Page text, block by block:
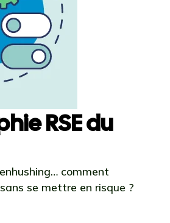
RSE du
comment
se mettre en risque ?